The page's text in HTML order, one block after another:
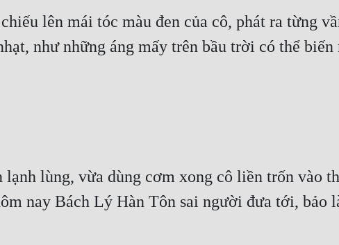
lên mái tóc màu đen của cô, phát ra từng
như những áng mấy trên bầu trời có thể biến
lùng, vừa dùng cơm xong cô liền trốn vào
nay Bách Lý Hàn Tôn sai người đưa tới, bảo